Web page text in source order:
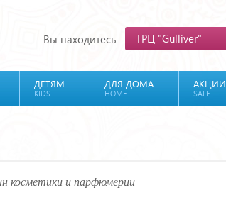
Вы находитесь: ТРЦ "Gulliver"
ДЕТЯМ
KIDS
ДЛЯ ДОМА
HOME
АКЦИИ
SALE
косметики и парфюмерии